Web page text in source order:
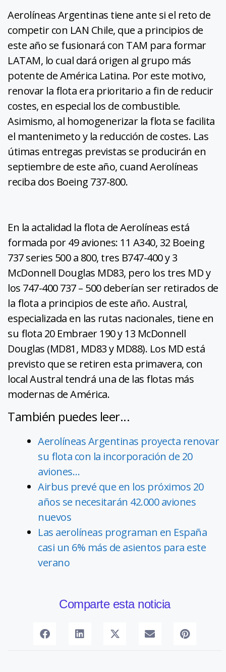
Aerolíneas Argentinas tiene ante si el reto de
competir con LAN Chile, que a principios de
este año se fusionará con TAM para formar
LATAM, lo cual dará origen al grupo más
potente de América Latina. Por este motivo,
renovar la flota era prioritario a fin de reducir
costes, en especial los de combustible.
Asimismo, al homogenerizar la flota se facilita
el mantenimeto y la reducción de costes. Las
útimas entregas previstas se producirán en
septiembre de este año, cuand Aerolíneas
reciba dos Boeing 737-800.
En la actalidad la flota de Aerolíneas está
formada por 49 aviones: 11 A340, 32 Boeing
737 series 500 a 800, tres B747-400 y 3
McDonnell Douglas MD83, pero los tres MD y
los 747-400 737 – 500 deberían ser retirados de
la flota a principios de este año. Austral,
especializada en las rutas nacionales, tiene en
su flota 20 Embraer 190 y 13 McDonnell
Douglas (MD81, MD83 y MD88). Los MD está
previsto que se retiren esta primavera, con
local Austral tendrá una de las flotas más
modernas de América.
También puedes leer...
Aerolíneas Argentinas proyecta renovar
su flota con la incorporación de 20
aviones…
Airbus prevé que en los próximos 20
años se necesitarán 42.000 aviones
nuevos
Las aerolíneas programan en España
casi un 6% más de asientos para este
verano
Comparte esta noticia